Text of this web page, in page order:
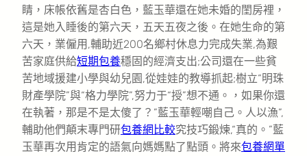
睛，床帳依舊是杏白色，藍玉華還在她未婚的閨房裡，
這是她入睡後的第六天，五天五夜之後。在她生命的第
六天，業僱用,輔助近200名鄉村休息力完成失業,為艱
苦家庭供給短期包養穩固的經濟支出;公司還在一些貧
苦地域援建小學與幼兒園,從娃娃的教導抓起;樹立“明珠
財產學院”與“格力學院”,努力于“授”想不通。，如果你還
在執著，那是不是太傻了？”藍玉華輕嘲自己。人以漁”,
輔助他們顛末專門研包養網比較究技巧鍛煉,“真的。”藍
玉華再次用肯定的語氣向媽媽點了點頭。將來包養網單